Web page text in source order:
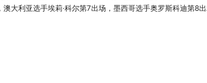
大利亚选手埃莉·科尔第7出场，墨西哥选手奥罗斯科迪第8出